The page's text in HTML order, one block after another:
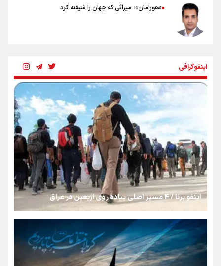
«هورامان»؛ میراثی که جهان را شیفته کرد
رسانه ملی و حق مردم برای شنیدن صدای رئیس‌جمهوری
روایت ایران از کنار مردم
از طلوع خیابان‌ها تا غروب اشک
جمله‌ای که بغض چهارماهه را شکست؛ «آهای مردم، آقا از
تهران رفتند»
سه حسرتی که به دلم ماند
اینفوگرافی
اینفو برنا / ۴ مسیر اصلی پیاده روی اربعین در عراق